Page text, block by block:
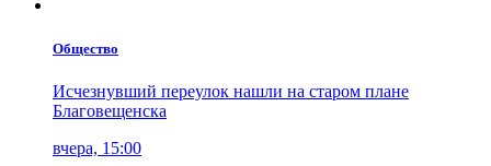
Общество
Исчезнувший переулок нашли на старом плане
Благовещенска
вчера, 15:00